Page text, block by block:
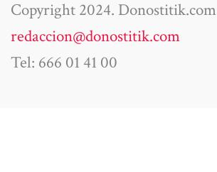
Copyright 2024. Donostitik.com
redaccion@donostitik.com
Tel: 666 01 41 00